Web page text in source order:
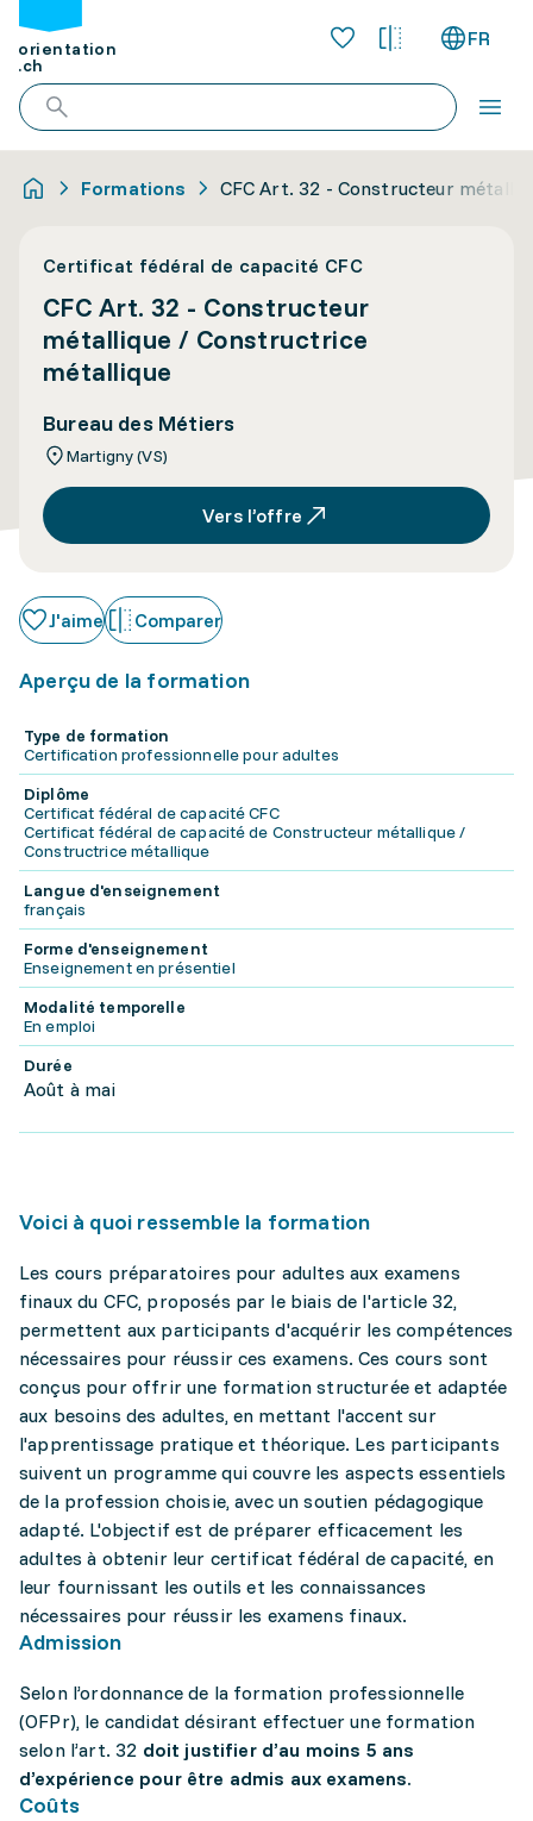
orientation
.ch
FR
Formations CFC Art. 32 - Constructeur
Certificat fédéral de capacité CFC
CFC Art. 32 - Constructeur
métallique / Constructrice
métallique
Bureau des Métiers
Martigny (VS)
Vers l’offre
J'aime Comparer
Aperçu de la formation
Type de formation
Certification professionnelle pour adultes
Diplôme
Certificat fédéral de capacité CFC
Certificat fédéral de capacité de Constructeur métallique /
Constructrice métallique
Langue d'enseignement
français
Forme d'enseignement
Enseignement en présentiel
Modalité temporelle
En emploi
Durée
Août à mai
Voici à quoi ressemble la formation
Les cours préparatoires pour adultes aux examens
finaux du CFC, proposés par le biais de l'article 32,
permettent aux participants d'acquérir les compétences
nécessaires pour réussir ces examens. Ces cours sont
conçus pour offrir une formation structurée et adaptée
aux besoins des adultes, en mettant l'accent sur
l'apprentissage pratique et théorique. Les participants
suivent un programme qui couvre les aspects essentiels
de la profession choisie, avec un soutien pédagogique
adapté. L'objectif est de préparer efficacement les
adultes à obtenir leur certificat fédéral de capacité, en
leur fournissant les outils et les connaissances
nécessaires pour réussir les examens finaux.
Admission
Selon l’ordonnance de la formation professionnelle
(OFPr), le candidat désirant effectuer une formation
selon l’art. 32 doit justifier d’au moins 5 ans
d’expérience pour être admis aux examens.
Coûts